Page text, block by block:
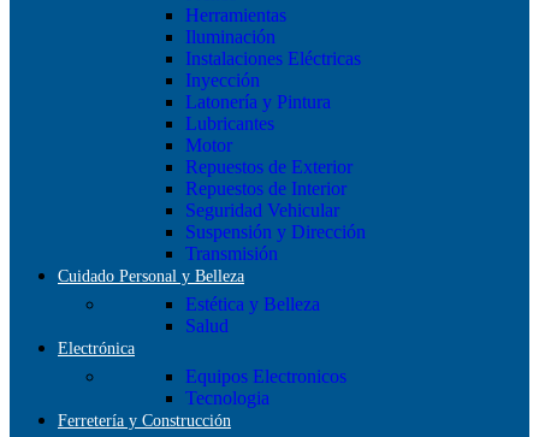
Herramientas
Iluminación
Instalaciones Eléctricas
Inyección
Latonería y Pintura
Lubricantes
Motor
Repuestos de Exterior
Repuestos de Interior
Seguridad Vehicular
Suspensión y Dirección
Transmisión
Cuidado Personal y Belleza
Estética y Belleza
Salud
Electrónica
Equipos Electronicos
Tecnologia
Ferretería y Construcción